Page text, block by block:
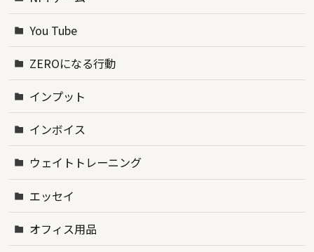
You Tube
ZEROになる行動
インプット
インボイス
ウェイトトレーニング
エッセイ
オフィス用品